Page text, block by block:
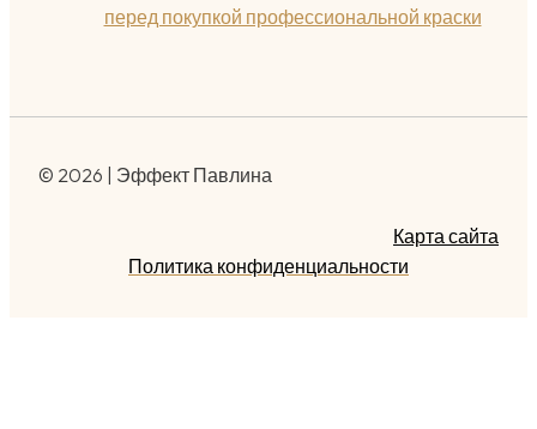
перед покупкой профессиональной краски
© 2026 | Эффект Павлина
Карта сайта
Политика конфиденциальности